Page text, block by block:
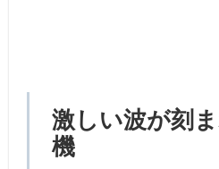
激しい波が刻
機